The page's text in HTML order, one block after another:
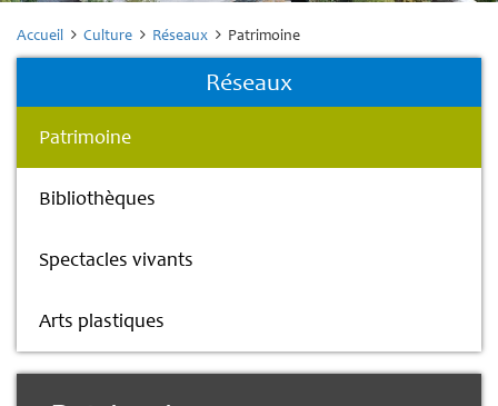
Accueil Culture Réseaux Patrimoine
Réseaux
Patrimoine
Bibliothèques
Spectacles vivants
Arts plastiques